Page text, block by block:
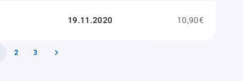
19.11.2020 10,90€
2 3